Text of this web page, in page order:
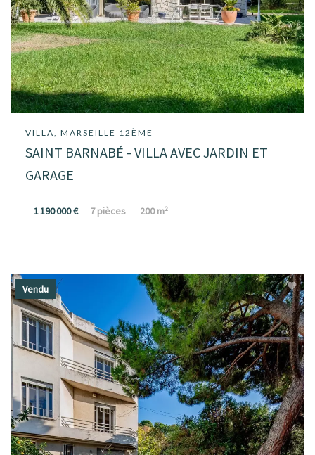
VILLA, MARSEILLE 12ÈME
SAINT BARNABÉ - VILLA AVEC JARDIN ET
GARAGE
1 190 000 € 7 pièces 200 m²
Vendu